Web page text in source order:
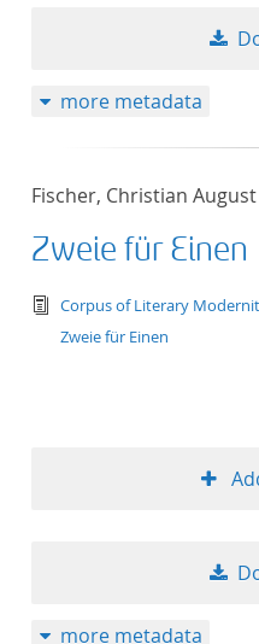
more metadata
Fischer, Christian August
Zweie für Einen
text/
Corpus of Literary
Zweie für Einen
more metadata